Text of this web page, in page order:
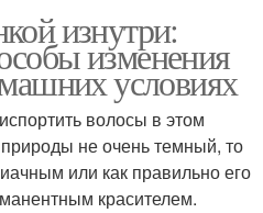
изнутри:
изменения
условиях
волосы в этом
не очень темный, то
или как правильно его
красителем.